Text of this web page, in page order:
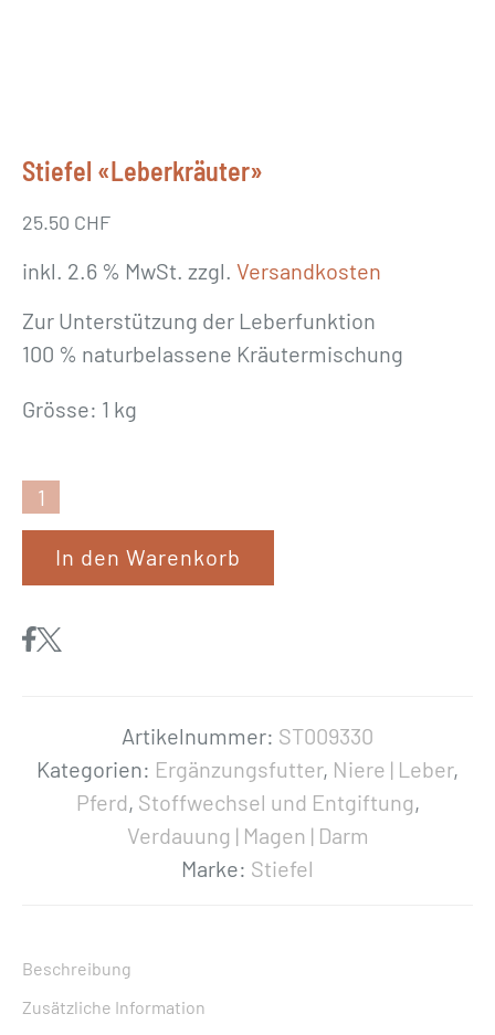
Stiefel «Leberkräuter»
25.50 CHF
inkl. 2.6 % MwSt. zzgl. Versandkosten
Zur Unterstützung der Leberfunktion
100 % naturbelassene Kräutermischung
Grösse: 1 kg
t
f
r
In den Warenkorb
Artikelnummer: ST009330
Kategorien: Ergänzungsfutter, Niere | Leber,
Pferd, Stoffwechsel und Entgiftung,
Verdauung | Magen | Darm
Marke: Stiefel
Beschreibung
Zusätzliche Information